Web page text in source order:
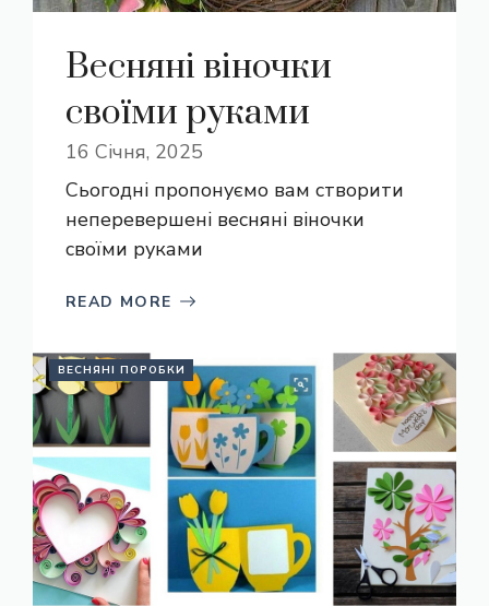
Весняні віночки
своїми руками
16 Січня, 2025
Сьогодні пропонуємо вам створити
неперевершені весняні віночки
своїми руками
READ MORE
ВЕСНЯНІ ПОРОБКИ